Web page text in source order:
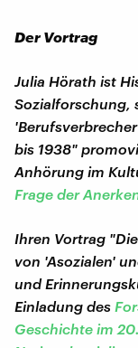
Der Vortrag
Julia Hörath ist
Sozialforschung,
bis 1938"
Anhörung im
Frage der
Ihren Vortrag
von 'Asozialen'
und
Einladung des
Geschichte im